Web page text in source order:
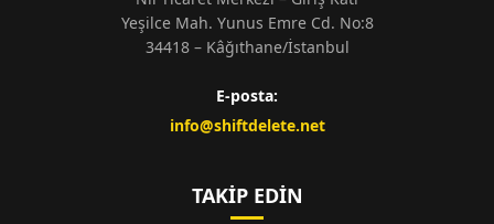
Yeşilce Mah. Yunus Emre Cd. No:8
34418 – Kâğıthane/İstanbul
E-posta:
info@shiftdelete.net
TAKIP EDIN